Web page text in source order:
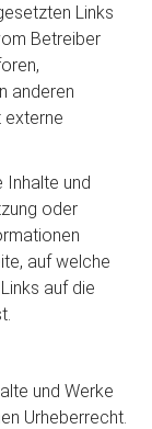
Links
Betreiber
anderen
externe
Inhalte und
oder
auf welche
auf die
und Werke
Urheberrecht.